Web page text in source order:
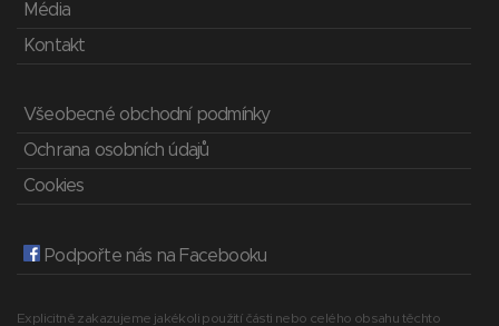
Média
Kontakt
Všeobecné obchodní podmínky
Ochrana osobních údajů
Cookies
Podpořte nás na Facebooku
Explicitně zakazujeme jakékoli použití části nebo celého obsahu těchto